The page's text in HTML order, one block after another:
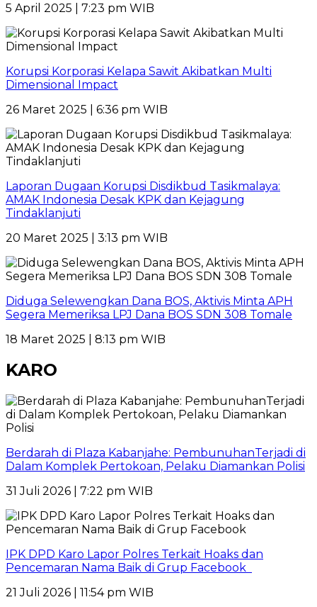
5 April 2025 | 7:23 pm WIB
Korupsi Korporasi Kelapa Sawit Akibatkan Multi
Dimensional Impact
26 Maret 2025 | 6:36 pm WIB
Laporan Dugaan Korupsi Disdikbud Tasikmalaya:
AMAK Indonesia Desak KPK dan Kejagung
Tindaklanjuti
20 Maret 2025 | 3:13 pm WIB
Diduga Selewengkan Dana BOS, Aktivis Minta APH
Segera Memeriksa LPJ Dana BOS SDN 308 Tomale
18 Maret 2025 | 8:13 pm WIB
KARO
Berdarah di Plaza Kabanjahe: PembunuhanTerjadi di
Dalam Komplek Pertokoan, Pelaku Diamankan Polisi
31 Juli 2026 | 7:22 pm WIB
IPK DPD Karo Lapor Polres Terkait Hoaks dan
Pencemaran Nama Baik di Grup Facebook
21 Juli 2026 | 11:54 pm WIB